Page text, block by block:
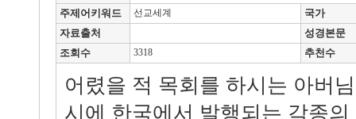
주제어키워드 선교세계
국가
자료출처
성경본문
조회수
3318 추천수
어렸을 적 목회를 하시는 아버
시에 한국에서 발행되는 각종